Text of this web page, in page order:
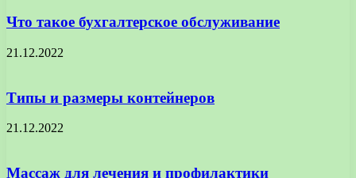
Что такое бухгалтерское обслуживание
21.12.2022
Типы и размеры контейнеров
21.12.2022
Массаж для лечения и профилактики